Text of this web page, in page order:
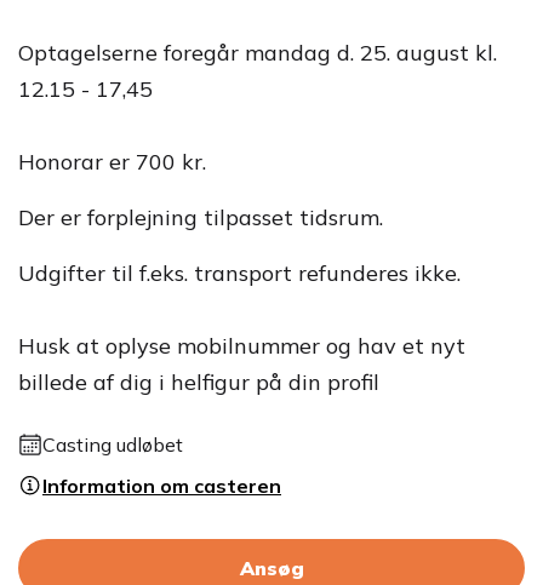
Optagelserne foregår mandag d. 25. august kl.
12.15 - 17,45
Honorar er 700 kr.
Der er forplejning tilpasset tidsrum.
Udgifter til f.eks. transport refunderes ikke.
Husk at oplyse mobilnummer og hav et nyt
billede af dig i helfigur på din profil
Casting udløbet
Information om casteren
Ansøg